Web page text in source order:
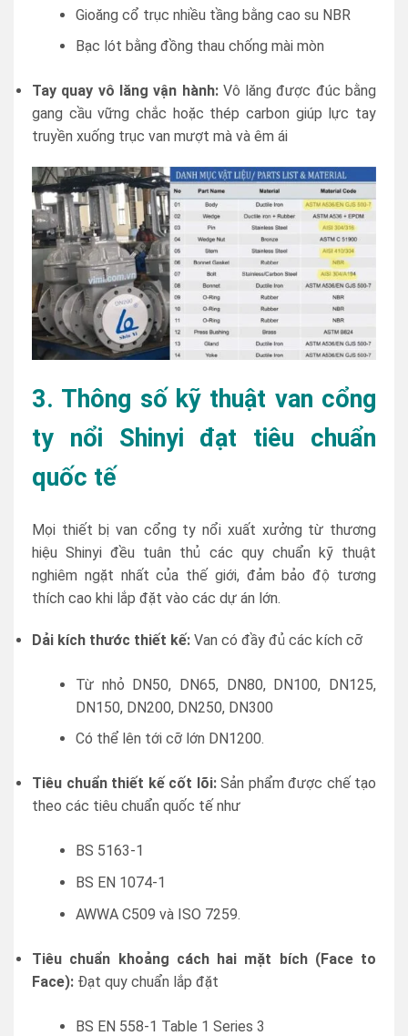
Gioăng cổ trục nhiều tầng bằng cao su NBR
Bạc lót bằng đồng thau chống mài mòn
Tay quay vô lăng vận hành:Vô lăng được đúc bằng
gang cầu vững chắc hoặc thép carbon giúp lực tay
truyền xuống trục van mượt mà và êm ái
3. Thông số kỹ thuật van cổng
ty nổi Shinyi đạt tiêu chuẩn
quốc tế
Mọi thiết bị van cổng ty nổi xuất xưởng từ thương
hiệu Shinyi đều tuân thủ các quy chuẩn kỹ thuật
nghiêm ngặt nhất của thế giới, đảm bảo độ tương
thích cao khi lắp đặt vào các dự án lớn.
Dải kích thước thiết kế: Van có đầy đủ các kích cỡ
Từ nhỏ DN50, DN65, DN80, DN100, DN125,
DN150, DN200, DN250, DN300
Có thể lên tới cỡ lớn DN1200.
Tiêu chuẩn thiết kế cốt lõi:Sản phẩm được chế tạo
theo các tiêu chuẩn quốc tế như
BS 5163-1
BS EN 1074-1
AWWA C509 và ISO 7259.
Tiêu chuẩn khoảng cách hai mặt bích (Face to
Face): Đạt quy chuẩn lắp đặt
BS EN 558-1 Table 1 Series 3